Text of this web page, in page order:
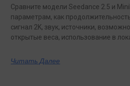
Сравните модели Seedance 2.5 и
параметрам, как
сигнал 2K, звук, источники,
открытые веса, использование в
конкретных задач на сегодняшний
Читать Далее